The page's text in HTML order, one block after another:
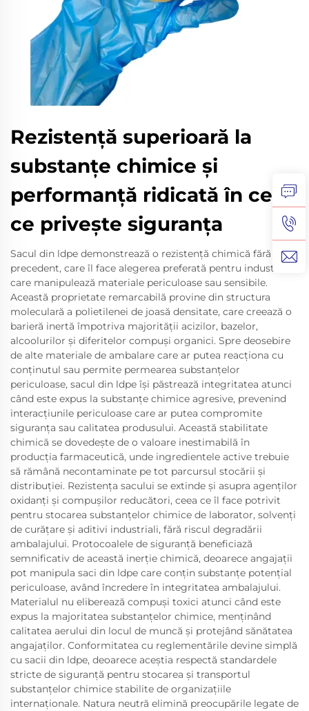
Rezistență superioară la
substanțe chimice și
performanță ridicată în ceea
ce privește siguranța
Sacul din ldpe demonstrează o rezistență chimică fără
precedent, care îl face alegerea preferată pentru industriile
care manipulează materiale periculoase sau sensibile.
Această proprietate remarcabilă provine din structura
moleculară a polietilenei de joasă densitate, care creează o
barieră inertă împotriva majorității acizilor, bazelor,
alcoolurilor și diferitelor compuși organici. Spre deosebire
de alte materiale de ambalare care ar putea reacționa cu
conținutul sau permite permearea substanțelor
periculoase, sacul din ldpe își păstrează integritatea atunci
când este expus la substanțe chimice agresive, prevenind
interacțiunile periculoase care ar putea compromite
siguranța sau calitatea produsului. Această stabilitate
chimică se dovedește de o valoare inestimabilă în
producția farmaceutică, unde ingredientele active trebuie
să rămână necontaminate pe tot parcursul stocării și
distribuției. Rezistența sacului se extinde și asupra agenților
oxidanți și compușilor reducători, ceea ce îl face potrivit
pentru stocarea substanțelor chimice de laborator, solvenți
de curățare și aditivi industriali, fără riscul degradării
ambalajului. Protocoalele de siguranță beneficiază
semnificativ de această inerție chimică, deoarece angajații
pot manipula saci din ldpe care conțin substanțe potențial
periculoase, având încredere în integritatea ambalajului.
Materialul nu eliberează compuși toxici atunci când este
expus la majoritatea substanțelor chimice, menținând
calitatea aerului din locul de muncă și protejând sănătatea
angajaților. Conformitatea cu reglementările devine simplă
cu sacii din ldpe, deoarece aceștia respectă standardele
stricte de siguranță pentru stocarea și transportul
substanțelor chimice stabilite de organizațiile
internaționale. Natura neutră elimină preocupările legate de